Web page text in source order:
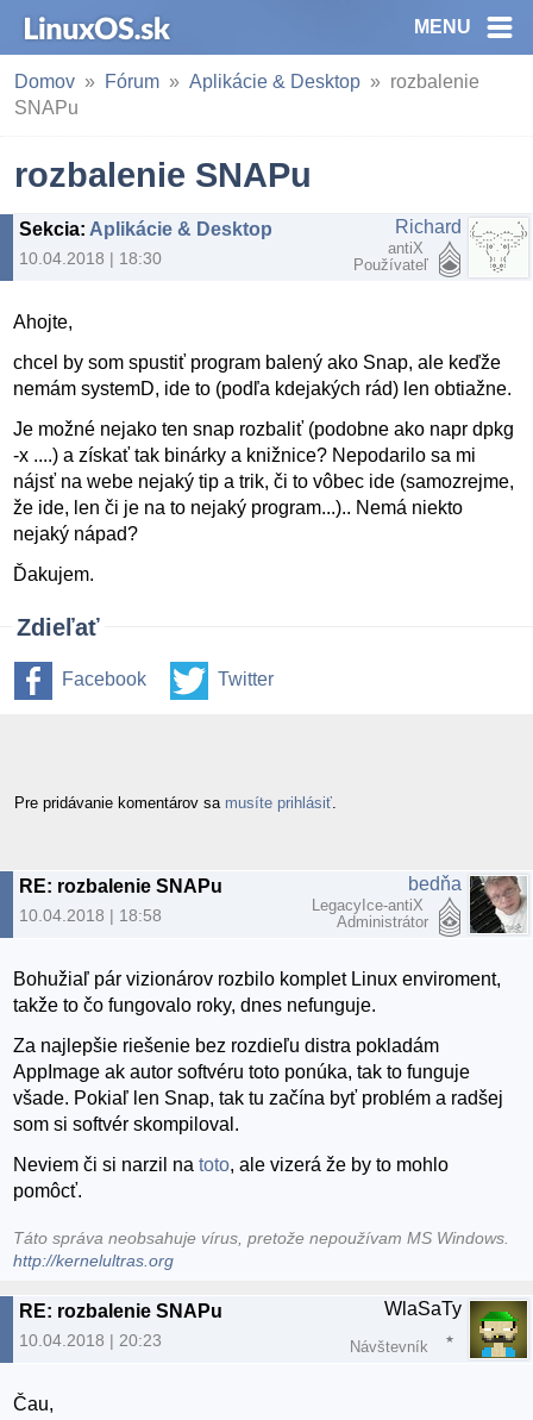
MENU
Domov Fórum Aplikácie & Desktop
rozbalenie
SNAPu
rozbalenie SNAPu
Sekcia: Aplikácie & Desktop
10.04.2018 | 18:30
Richard
antiX
Používateľ
Ahojte,
chcel by som spustiť program balený ako Snap, ale keďže
nemám systemD, ide to (podľa kdejakých rád) len obtiažne.
Je možné nejako ten snap rozbaliť (podobne ako napr dpkg
-x ....) a získať tak binárky a knižnice? Nepodarilo sa mi
nájsť na webe nejaký tip a trik, či to vôbec ide (samozrejme,
že ide, len či je na to nejaký program...).. Nemá niekto
nejaký nápad?
Ďakujem.
Zdieľať
Facebook Twitter
Pre pridávanie komentárov sa musíte prihlásiť
RE: rozbalenie SNAPu
10.04.2018 | 18:58
bedňa
LegacyIce-antiX
Administrátor
Bohužiaľ pár vizionárov rozbilo komplet Linux enviroment,
takže to čo fungovalo roky, dnes nefunguje.
Za najlepšie riešenie bez rozdieľu distra pokladám
AppImage ak autor softvéru toto ponúka, tak to funguje
všade. Pokiaľ len Snap, tak tu začína byť problém a radšej
som si softvér skompiloval.
Neviem či si narzil natoto, ale vizerá že by to mohlo
pomôcť.
Táto správa neobsahuje vírus, pretože nepoužívam MS Windows.
http://kernelultras.org
RE: rozbalenie SNAPu
10.04.2018 | 20:23
WlaSaTy
Návštevník
Čau,